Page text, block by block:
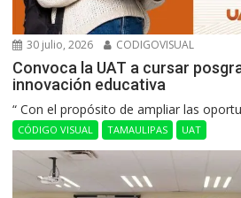
30 julio, 2026 CODIGOVISUAL
Convoca la UAT a cursar
innovación educativa
“ Con el propósito de ampliar las
CÓDIGO VISUAL TAMAULIPAS UAT